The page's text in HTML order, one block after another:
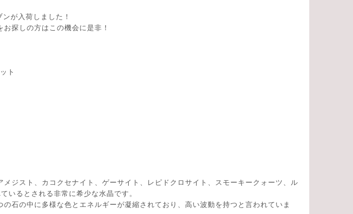
が入荷しました！
探しの方はこの機会に是非！
ト
メジスト、カコクセナイト、ゲーサイト、レピドクロサイト、スモーキークォーツ、ル
いるとされる非常に希少な水晶です。
石の中に多様な色とエネルギーが凝縮されており、高い波動を持つと言われていま